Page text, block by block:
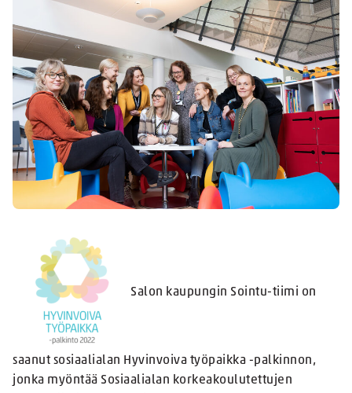
Salon kaupungin Sointu-tiimi on
saanut sosiaalialan Hyvinvoiva työpaikka -palkinnon,
jonka myöntää Sosiaalialan korkeakoulutettujen